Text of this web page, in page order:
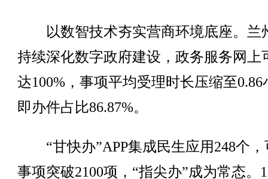
以数智技术夯实营商环境底座。兰
持续深化数字政府建设，政务服务网上
达100%，事项平均受理时长压缩至0.86
即办件占比86.87%。
“甘快办”APP集成民生应用248个，
事项突破2100项，“指尖办”成为常态。